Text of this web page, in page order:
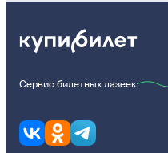
Сервис билетных лазеек